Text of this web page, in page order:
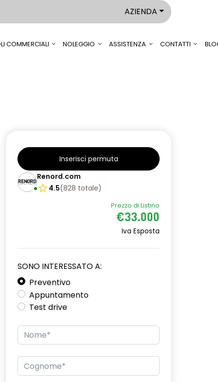
AZIENDA
COMMERCIALI NOLEGGIO ASSISTENZA CONTATTI
Inserisci permuta
Renord.com
4.5(828 totale)
Prezzo di Listino
€33.000
Iva Esposta
SONO INTERESSATO A:
Preventivo
Appuntamento
Test drive